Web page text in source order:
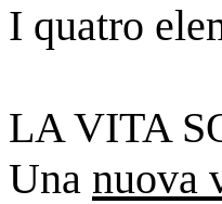
I quatro
LA VITA
Una nuova